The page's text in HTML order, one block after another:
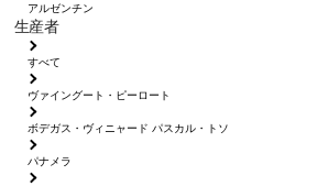
アルゼンチン
生産者
すべて
ヴァイングート・ピーロート
ボデガス・ヴィニャード パスカル・トソ
パナメラ